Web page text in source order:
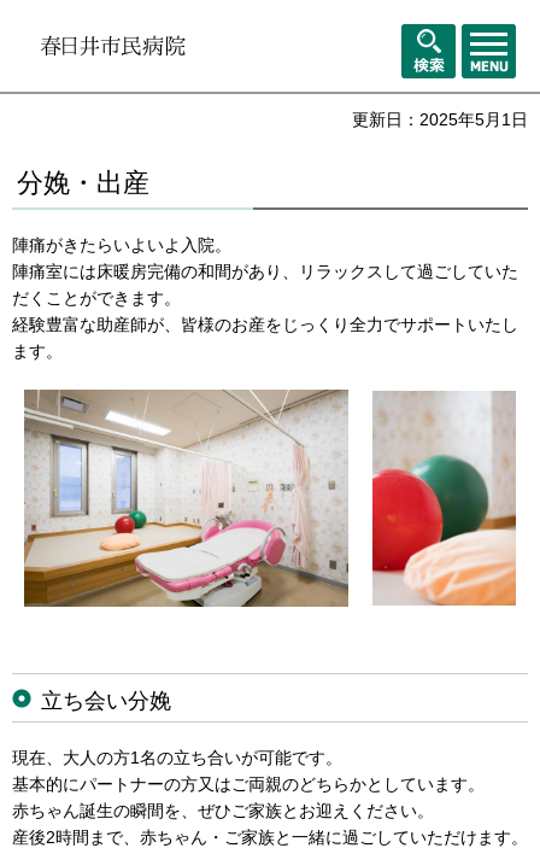
検索
メニュ
ー
更新日：2025年5月1日
分娩・出産
陣痛がきたらいよいよ入院。
陣痛室には床暖房完備の和間があり、リラックスして過ごしていた
だくことができます。
経験豊富な助産師が、皆様のお産をじっくり全力でサポートいたし
ます。
立ち会い分娩
現在、大人の方1名の立ち合いが可能です。
基本的にパートナーの方又はご両親のどちらかとしています。
赤ちゃん誕生の瞬間を、ぜひご家族とお迎えください。
産後2時間まで、赤ちゃん・ご家族と一緒に過ごしていただけます。